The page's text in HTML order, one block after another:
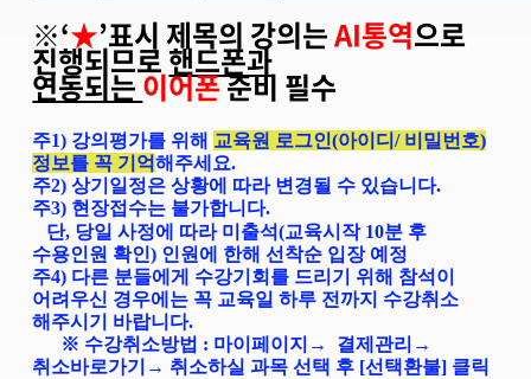
※‘★’표시 제목의 강의는AI통역으로
진행되므로핸드폰과
연동되는이어폰준비 필수
주1) 강의평가를 위해 교육원 로그인(아이디/ 비밀번호)
정보를 꼭 기억해주세요.
주2) 상기일정은 상황에 따라 변경될 수 있습니다.
주3) 현장접수는 불가합니다.
단, 당일 사정에 따라 미출석(교육시작 10분 후
수용인원 확인) 인원에 한해 선착순 입장 예정
주4) 다른 분들에게 수강기회를 드리기 위해 참석이
어려우신 경우에는 꼭 교육일 하루 전까지 수강취소
해주시기 바랍니다.
※ 수강취소방법 : 마이페이지→ 결제관리→
취소바로가기→ 취소하실 과목 선택 후 [선택환불] 클릭